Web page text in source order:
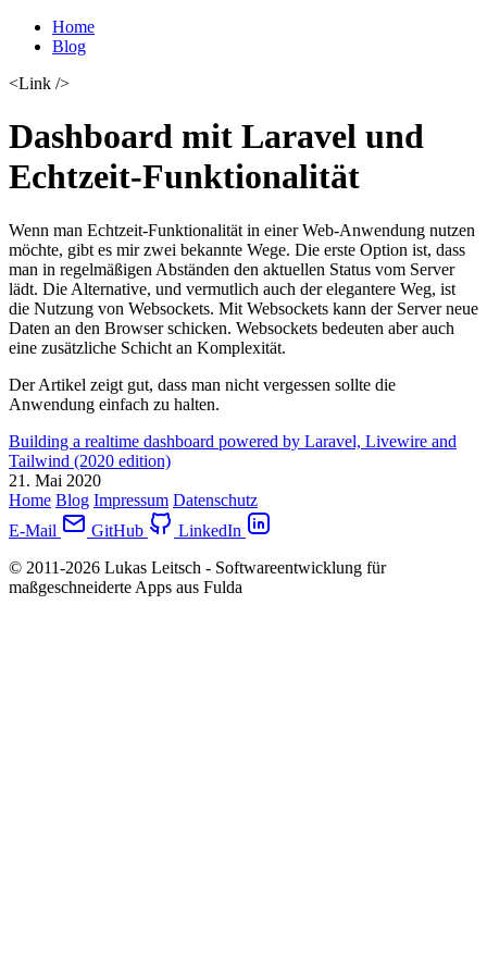
Home
Blog
<Link />
Dashboard mit Laravel und
Echtzeit-Funktionalität
Wenn man Echtzeit-Funktionalität in einer Web-Anwendung nutzen
möchte, gibt es mir zwei bekannte Wege. Die erste Option ist, dass
man in regelmäßigen Abständen den aktuellen Status vom Server
lädt. Die Alternative, und vermutlich auch der elegantere Weg, ist
die Nutzung von Websockets. Mit Websockets kann der Server neue
Daten an den Browser schicken. Websockets bedeuten aber auch
eine zusätzliche Schicht an Komplexität.
Der Artikel zeigt gut, dass man nicht vergessen sollte die
Anwendung einfach zu halten.
Building a realtime dashboard powered by Laravel, Livewire and
Tailwind (2020 edition)
21. Mai 2020
Home Blog Impressum Datenschutz
E-Mail
GitHub
LinkedIn
© 2011-2026 Lukas Leitsch - Softwareentwicklung für
maßgeschneiderte Apps aus Fulda